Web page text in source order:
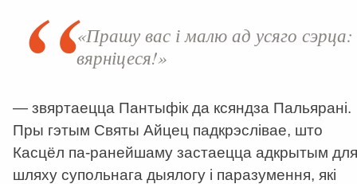
«Прашу вас і малю ад усяго сэрца:
вярніцеся!»
— звяртаецца Пантыфік да ксяндза Пальярані.
Пры гэтым Святы Айцец падкрэслівае, што
Касцёл па-ранейшаму застаецца адкрытым для
шляху супольнага дыялогу і паразумення, які